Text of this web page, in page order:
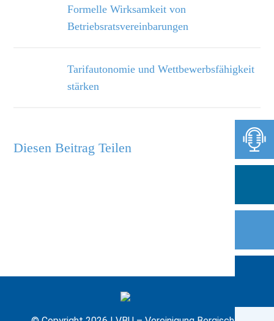
Formelle Wirksamkeit von
Betriebsratsvereinbarungen
Tarifautonomie und Wettbewerbsfähigkeit
stärken
Diesen Beitrag Teilen